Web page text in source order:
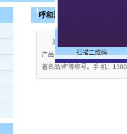
呼和浩特实木3d静音门
湖南米好门业有限公司公
产品；企业视产品质量为生命
著名品牌”等称号。手 机：
扫描二维码